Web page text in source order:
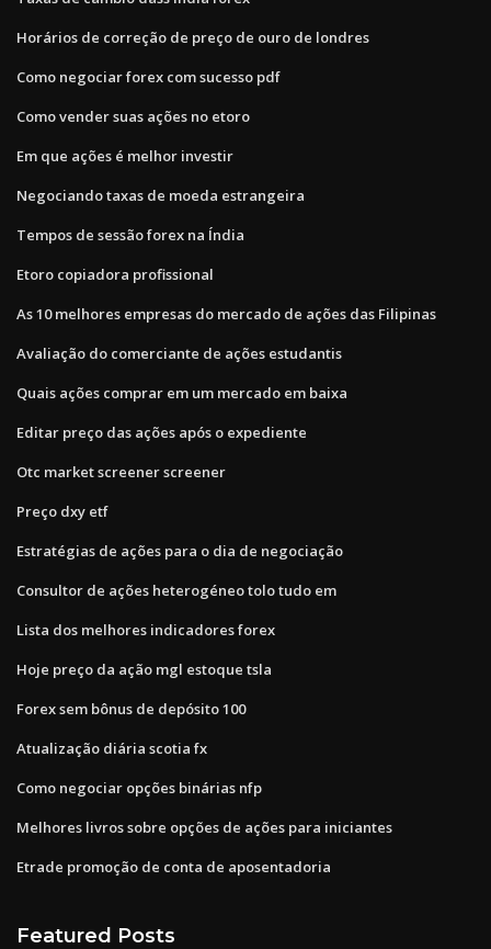
Horários de correção de preço de ouro de londres
Como negociar forex com sucesso pdf
Como vender suas ações no etoro
Em que ações é melhor investir
Negociando taxas de moeda estrangeira
Tempos de sessão forex na Índia
Etoro copiadora profissional
As 10 melhores empresas do mercado de ações das Filipinas
Avaliação do comerciante de ações estudantis
Quais ações comprar em um mercado em baixa
Editar preço das ações após o expediente
Otc market screener screener
Preço dxy etf
Estratégias de ações para o dia de negociação
Consultor de ações heterogéneo tolo tudo em
Lista dos melhores indicadores forex
Hoje preço da ação mgl estoque tsla
Forex sem bônus de depósito 100
Atualização diária scotia fx
Como negociar opções binárias nfp
Melhores livros sobre opções de ações para iniciantes
Etrade promoção de conta de aposentadoria
Featured Posts